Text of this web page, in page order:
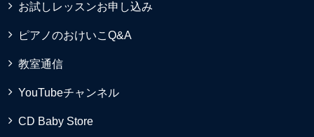
お試しレッスンお申し込み
ピアノのおけいこQ&A
教室通信
YouTubeチャンネル
CD Baby Store